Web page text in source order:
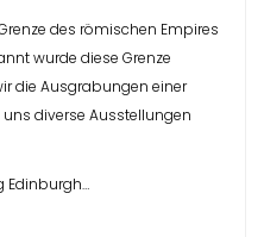
des römischen Empires
wurde diese Grenze
die Ausgrabungen einer
diverse Ausstellungen
Edinburgh…